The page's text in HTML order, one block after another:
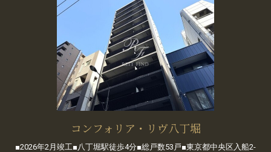
コンフォリア・リヴ八丁堀
■2026年2月竣工■八丁堀駅徒歩4分■総戸数53戸■東京都中央区入船2-